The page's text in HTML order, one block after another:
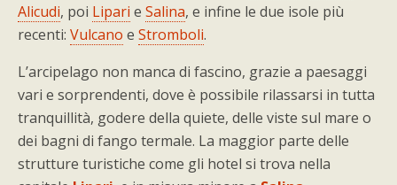
Alicudi, poi Lipari e Salina, e infine le due isole più
recenti: Vulcano e Stromboli.
L’arcipelago non manca di fascino, grazie a paesaggi
vari e sorprendenti, dove è possibile rilassarsi in tutta
tranquillità, godere della quiete, delle viste sul mare o
dei bagni di fango termale. La maggior parte delle
strutture turistiche come gli hotel si trova nella